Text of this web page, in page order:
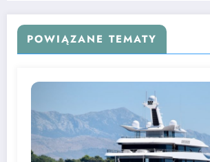
POWIĄZANE TEMATY